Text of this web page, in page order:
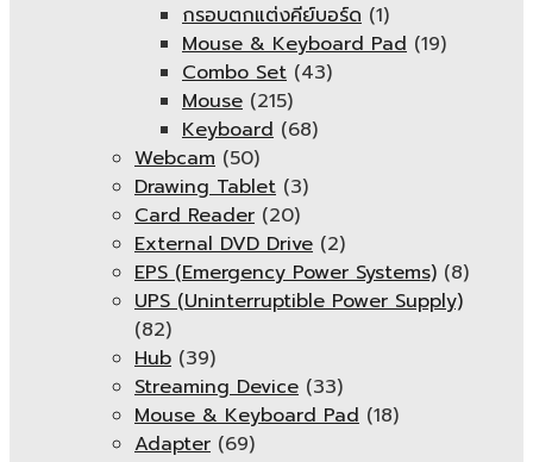
กรอบตกแต่งคีย์บอร์ด (1)
Mouse & Keyboard Pad (19)
Combo Set (43)
Mouse (215)
Keyboard (68)
Webcam (50)
Drawing Tablet (3)
Card Reader (20)
External DVD Drive (2)
EPS (Emergency Power Systems) (8)
UPS (Uninterruptible Power Supply)
(82)
Hub (39)
Streaming Device (33)
Mouse & Keyboard Pad (18)
Adapter (69)